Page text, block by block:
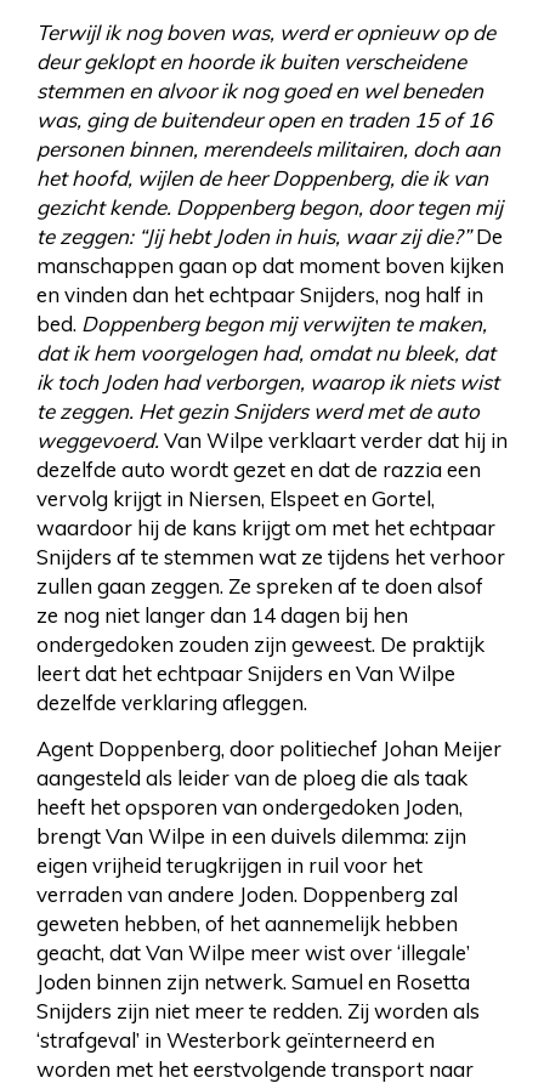
Terwijl ik nog boven was, werd er opnieuw op de
deur geklopt en hoorde ik buiten verscheidene
stemmen en alvoor ik nog goed en wel beneden
was, ging de buitendeur open en traden 15 of 16
personen binnen, merendeels militairen, doch aan
het hoofd, wijlen de heer Doppenberg, die ik van
gezicht kende. Doppenberg begon, door tegen mij
te zeggen: “Jij hebt Joden in huis, waar zij die?”De
manschappen gaan op dat moment boven kijken
en vinden dan het echtpaar Snijders, nog half in
bed. Doppenberg begon mij verwijten te maken,
dat ik hem voorgelogen had, omdat nu bleek, dat
ik toch Joden had verborgen, waarop ik niets wist
te zeggen. Het gezin Snijders werd met de auto
weggevoerd.Van Wilpe verklaart verder dat hij in
dezelfde auto wordt gezet en dat de razzia een
vervolg krijgt in Niersen, Elspeet en Gortel,
waardoor hij de kans krijgt om met het echtpaar
Snijders af te stemmen wat ze tijdens het verhoor
zullen gaan zeggen. Ze spreken af te doen alsof
ze nog niet langer dan 14 dagen bij hen
ondergedoken zouden zijn geweest. De praktijk
leert dat het echtpaar Snijders en Van Wilpe
dezelfde verklaring afleggen.
Agent Doppenberg, door politiechef Johan Meijer
aangesteld als leider van de ploeg die als taak
heeft het opsporen van ondergedoken Joden,
brengt Van Wilpe in een duivels dilemma: zijn
eigen vrijheid terugkrijgen in ruil voor het
verraden van andere Joden. Doppenberg zal
geweten hebben, of het aannemelijk hebben
geacht, dat Van Wilpe meer wist over ‘illegale’
Joden binnen zijn netwerk. Samuel en Rosetta
Snijders zijn niet meer te redden. Zij worden als
‘strafgeval’ in Westerbork geïnterneerd en
worden met het eerstvolgende transport naar